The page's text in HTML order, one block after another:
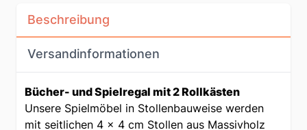
Beschreibung
Versandinformationen
Bücher- und Spielregal mit 2 Rollkästen
Unsere Spielmöbel in Stollenbauweise werden
mit seitlichen 4 x 4 cm Stollen aus Massivholz